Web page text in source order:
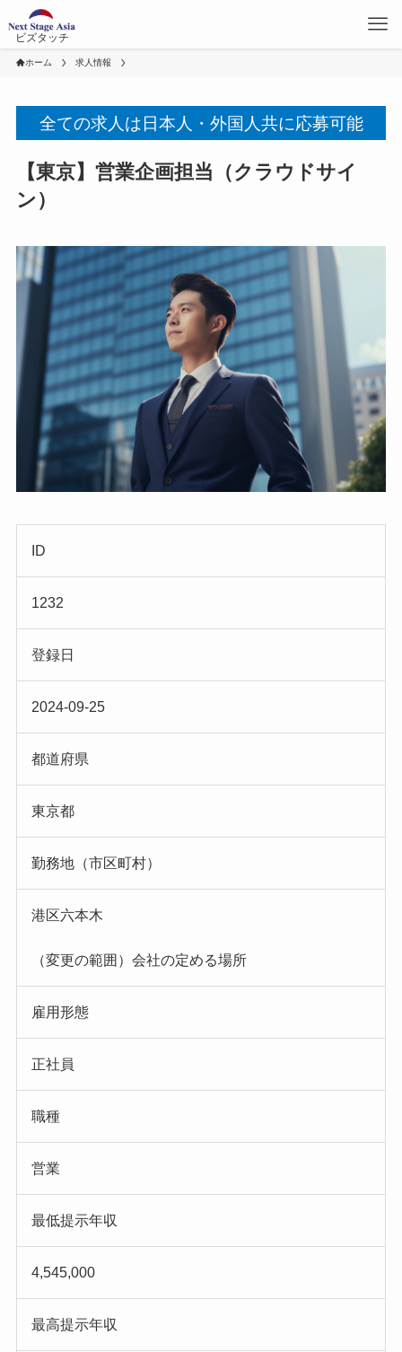
ビズタッチ
ホーム 求人情報
全ての求人は日本人・外国人共に応募可能
【東京】営業企画担当（クラウドサイ
ン）
ID
1232
登録日
2024-09-25
都道府県
東京都
勤務地（市区町村）
港区六本木
（変更の範囲）会社の定める場所
雇用形態
正社員
職種
営業
最低提示年収
4,545,000
最高提示年収